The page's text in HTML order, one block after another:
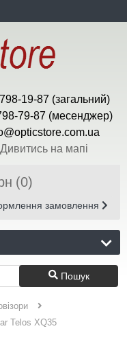
Реєстрація
19-87 (загальний)
79-87 (месенджер)
на мапі
(0)
замовлення
Пошук
Telos XQ35